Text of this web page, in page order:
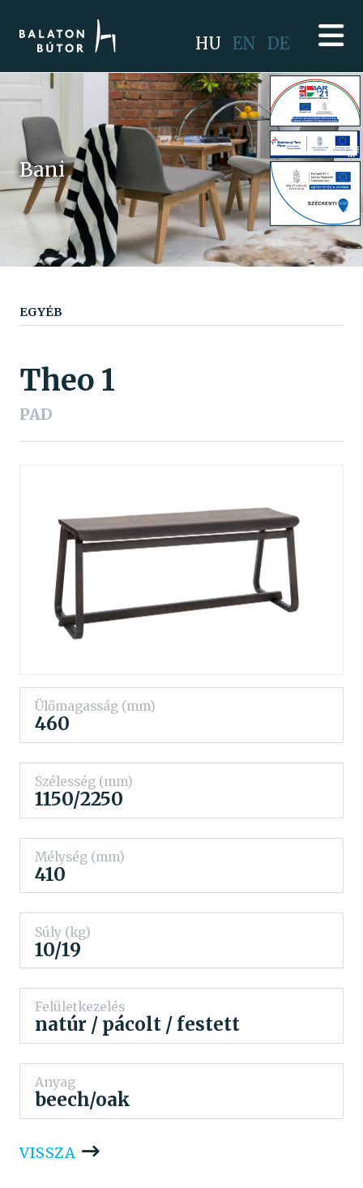
HU EN DE
Bani
EGYÉB
Theo 1
PAD
VISSZA
Ülőmagasság (mm)
460
Szélesség (mm)
1150/2250
Mélység (mm)
410
Súly (kg)
10/19
Felületkezelés
natúr / pácolt / festett
Anyag
beech/oak